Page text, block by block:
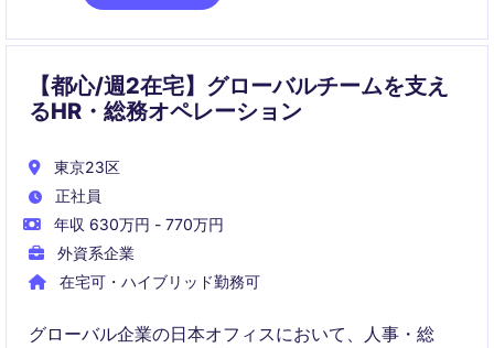
【都心/週2在宅】グローバルチームを支え
るHR・総務オペレーション
東京23区
正社員
年収 630万円 - 770万円
外資系企業
在宅可・ハイブリッド勤務可
グローバル企業の日本オフィスにおいて、人事・総